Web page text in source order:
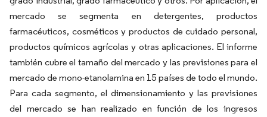
mercado se segmenta en detergentes, productos
farmacéuticos, cosméticos y productos de cuidado personal,
productos químicos agrícolas y otras aplicaciones. El informe
también cubre el tamaño del mercado y las previsiones para el
mercado de mono-etanolamina en 15 países de todo el mundo.
Para cada segmento, el dimensionamiento y las previsiones
del mercado se han realizado en función de los ingresos